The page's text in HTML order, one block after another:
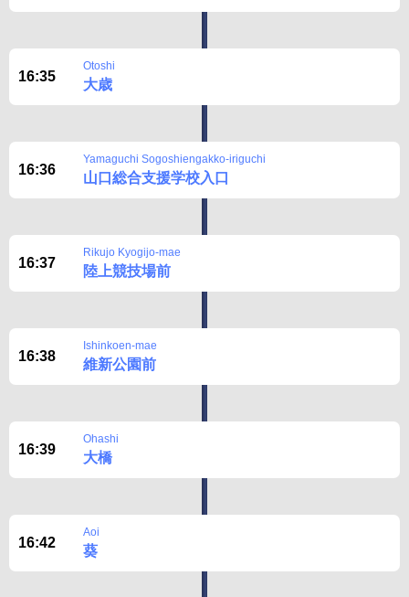
16:35
Otoshi
大歳
16:36
Yamaguchi Sogoshiengakko-iriguchi
山口総合支援学校入口
16:37
Rikujo Kyogijo-mae
陸上競技場前
16:38
Ishinkoen-mae
維新公園前
16:39
Ohashi
大橋
16:42
Aoi
葵